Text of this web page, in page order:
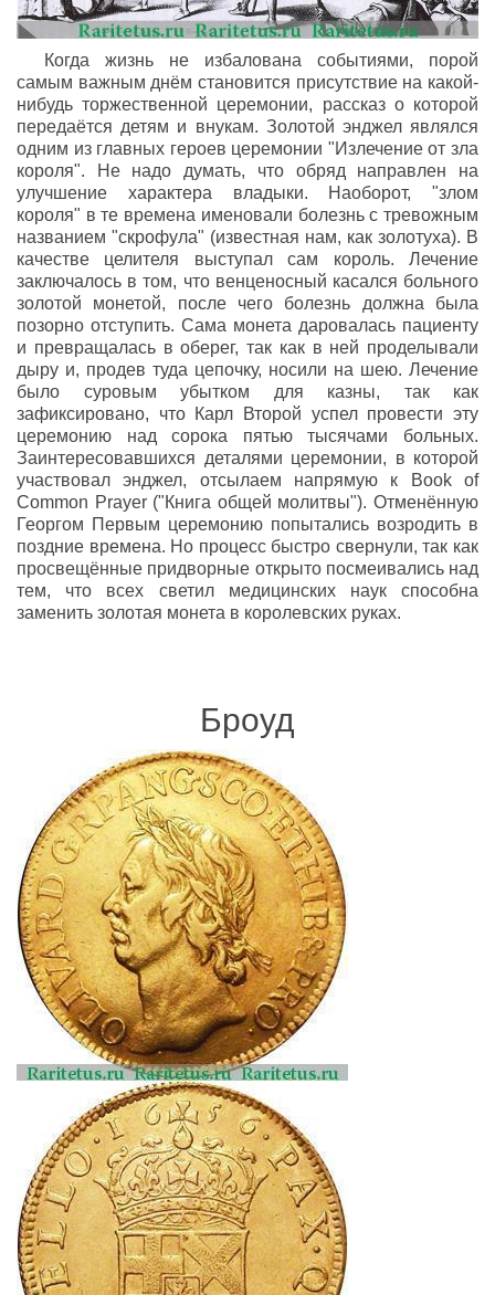
Когда жизнь не избалована событиями, порой
самым важным днём становится присутствие на какой-
нибудь торжественной церемонии, рассказ о которой
передаётся детям и внукам. Золотой энджел являлся
одним из главных героев церемонии "Излечение от зла
короля". Не надо думать, что обряд направлен на
улучшение характера владыки. Наоборот, "злом
короля" в те времена именовали болезнь с тревожным
названием "скрофула" (известная нам, как золотуха). В
качестве целителя выступал сам король. Лечение
заключалось в том, что венценосный касался больного
золотой монетой, после чего болезнь должна была
позорно отступить. Сама монета даровалась пациенту
и превращалась в оберег, так как в ней проделывали
дыру и, продев туда цепочку, носили на шею. Лечение
было суровым убытком для казны, так как
зафиксировано, что Карл Второй успел провести эту
церемонию над сорока пятью тысячами больных.
Заинтересовавшихся деталями церемонии, в которой
участвовал энджел, отсылаем напрямую к Book of
Common Prayer ("Книга общей молитвы"). Отменённую
Георгом Первым церемонию попытались возродить в
поздние времена. Но процесс быстро свернули, так как
просвещённые придворные открыто посмеивались над
тем, что всех светил медицинских наук способна
заменить золотая монета в королевских руках.
Броуд